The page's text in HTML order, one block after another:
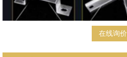
在线询价